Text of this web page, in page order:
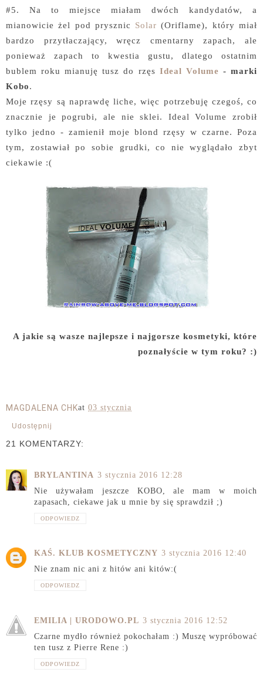
#5. Na to miejsce miałam dwóch kandydatów, a
mianowicie żel pod prysznic Solar (Oriflame), który miał
bardzo przytłaczający, wręcz cmentarny zapach, ale
ponieważ zapach to kwestia gustu, dlatego ostatnim
bublem roku mianuję tusz do rzęs Ideal Volume - marki
Kobo.
Moje rzęsy są naprawdę liche, więc potrzebuję czegoś, co
znacznie je pogrubi, ale nie sklei. Ideal Volume zrobił
tylko jedno - zamienił moje blond rzęsy w czarne. Poza
tym, zostawiał po sobie grudki, co nie wyglądało zbyt
ciekawie :(
A jakie są wasze najlepsze i najgorsze kosmetyki, które
poznałyście w tym roku? :)
MAGDALENA CHKat 03 stycznia
Udostępnij
21 KOMENTARZY:
BRYLANTINA 3 stycznia 2016 12:28
Nie używałam jeszcze KOBO, ale mam w moich
zapasach, ciekawe jak u mnie by się sprawdził ;)
ODPOWIEDZ
KAŚ. KLUB KOSMETYCZNY 3 stycznia 2016 12:40
Nie znam nic ani z hitów ani kitów:(
ODPOWIEDZ
EMILIA | URODOWO.PL 3 stycznia 2016 12:52
Czarne mydło również pokochałam :) Muszę wypróbować
ten tusz z Pierre Rene :)
ODPOWIEDZ